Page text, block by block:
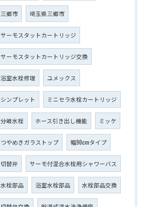
三郷市 埼玉県三郷市
サーモスタットカートリッジ
サーモスタットカートリッジ交換
浴室水栓修理 ユメックス
シンプレット ミニセラ水栓カートリッジ
分岐水栓 ホース引き出し機能 ミッケ
つやめきガラストップ 幅90cmタイプ
切替弁 サーモ付混合水栓用シャワーバス
水栓部品 浴室水栓部品 水栓部品交換